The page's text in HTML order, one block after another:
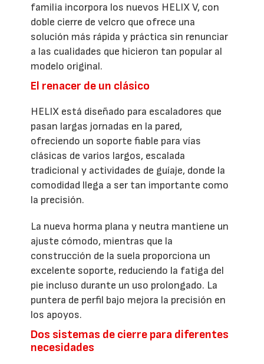
familia incorpora los nuevos HELIX V, con
doble cierre de velcro que ofrece una
solución más rápida y práctica sin renunciar
a las cualidades que hicieron tan popular al
modelo original.
El renacer de un clásico
HELIX está diseñado para escaladores que
pasan largas jornadas en la pared,
ofreciendo un soporte fiable para vías
clásicas de varios largos, escalada
tradicional y actividades de guíaje, donde la
comodidad llega a ser tan importante como
la precisión.
La nueva horma plana y neutra mantiene un
ajuste cómodo, mientras que la
construcción de la suela proporciona un
excelente soporte, reduciendo la fatiga del
pie incluso durante un uso prolongado. La
puntera de perfil bajo mejora la precisión en
los apoyos.
Dos sistemas de cierre para diferentes
necesidades